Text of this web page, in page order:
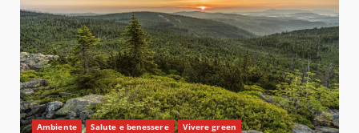
Ambiente Salute e benessere Vivere green